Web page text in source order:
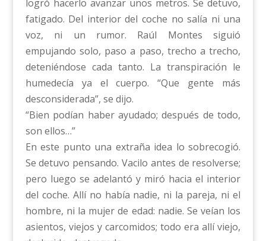
logró hacerlo avanzar unos metros. Se detuvo,
fatigado. Del interior del coche no salía ni una
voz, ni un rumor. Raúl Montes siguió
empujando solo, paso a paso, trecho a trecho,
deteniéndose cada tanto. La transpiración le
humedecía ya el cuerpo. “Que gente más
desconsiderada”, se dijo.
“Bien podían haber ayudado; después de todo,
son ellos…”
En este punto una extraña idea lo sobrecogió.
Se detuvo pensando. Vacilo antes de resolverse;
pero luego se adelantó y miró hacia el interior
del coche. Allí no había nadie, ni la pareja, ni el
hombre, ni la mujer de edad: nadie. Se veían los
asientos, viejos y carcomidos; todo era allí viejo,